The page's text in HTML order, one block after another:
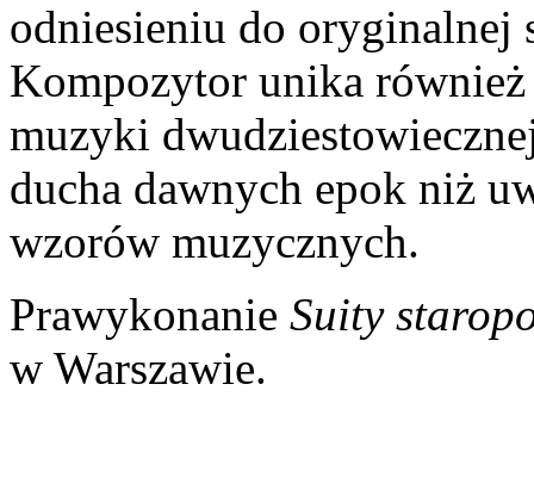
odniesieniu do oryginalnej
Kompozytor unika
muzyki
ducha dawnych epok niż
wzorów muzycznych.
Prawykonanie Suity
w Warszawie.